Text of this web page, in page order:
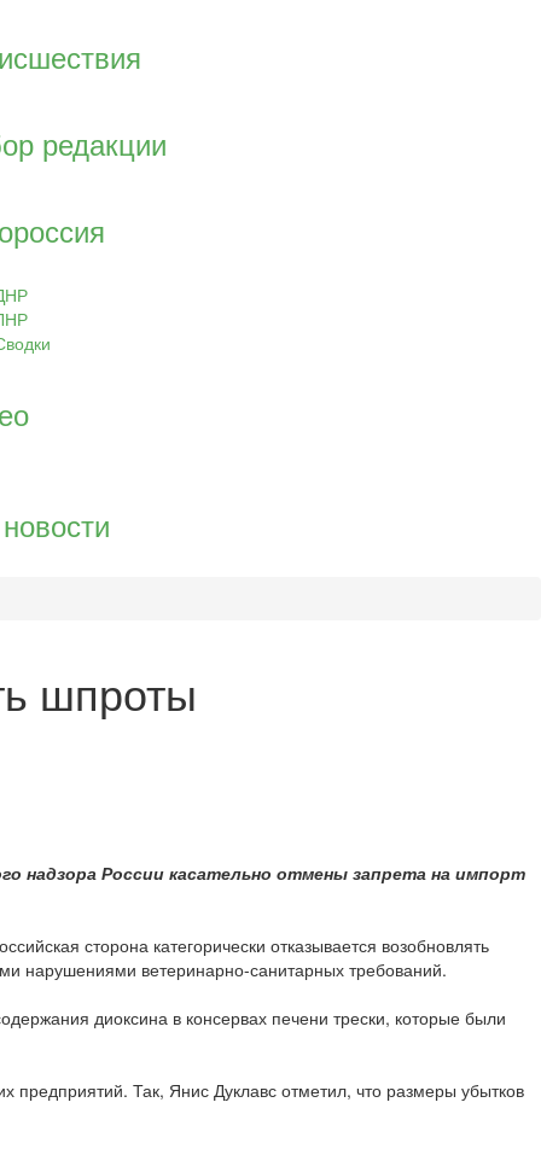
редакции
шпроты
надзора России касательно отмены запрета на импорт
сторона категорически отказывается возобновлять
нарушениями ветеринарно-санитарных требований.
диоксина в консервах печени трески, которые были
предприятий. Так, Янис Дуклавс отметил, что размеры убытков